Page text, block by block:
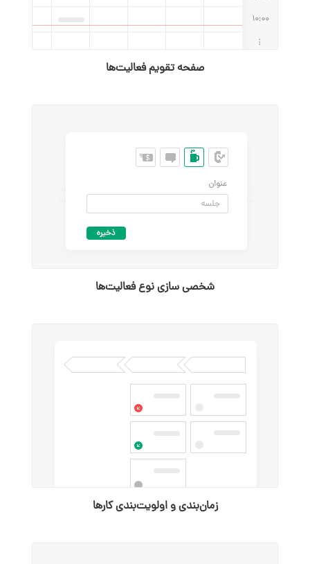
صفحه تقویم فعالیت‌ها
شخصی سازی نوع فعالیت‌ها
زمان‌بندی و اولویت‌بندی کارها